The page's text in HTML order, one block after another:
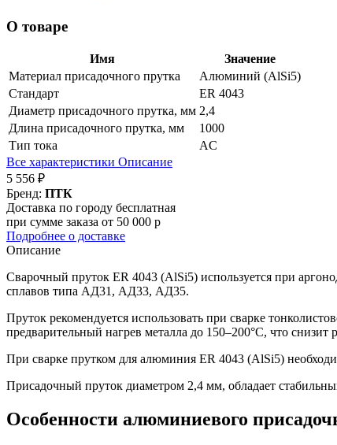
О товаре
Имя
Значение
Материал присадочного прутка
Алюминий (AlSi5)
Стандарт
ER 4043
Диаметр присадочного прутка, мм 2,4
Длина присадочного прутка, мм
1000
Тип тока
AC
Все характеристики Описание
5 556 ₽
Бренд: ПТК
Доставка по городу бесплатная
при сумме заказа от 50 000 р
Подробнее о доставке
Описание
Сварочный пруток ER 4043 (AlSi5) используется при
сплавов типа АД31, АД33, АД35.
Пруток рекомендуется использовать при сварке
предварительный нагрев металла до 150–200°C, что снизит
При сварке прутком для алюминия ER 4043 (AlSi5)
Присадочный пруток диаметром 2,4 мм, обладает
Особенности алюминиевого